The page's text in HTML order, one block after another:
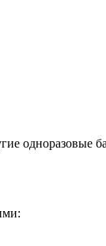
одноразовые